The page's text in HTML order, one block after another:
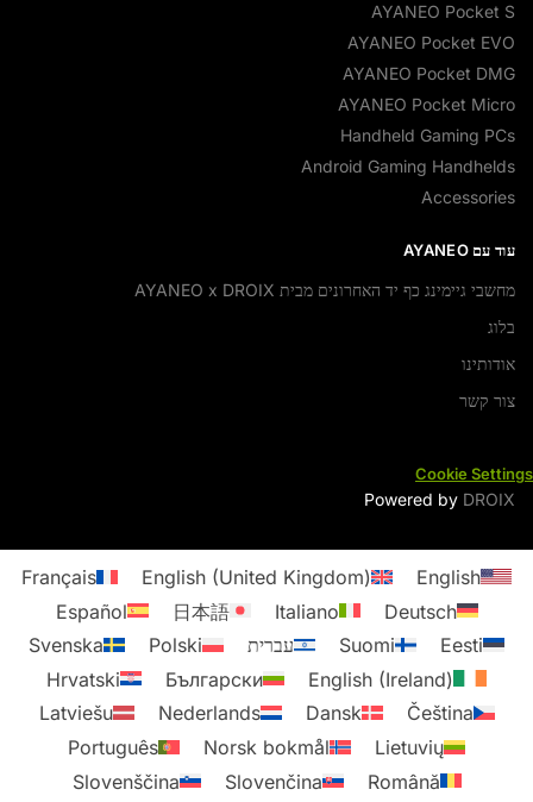
AYANEO Pocket S
AYANEO Pocket EVO
AYANEO Pocket DMG
AYANEO Pocket Micro
Handheld Gaming PCs
Android Gaming Handhelds
Accessories
עוד עם AYANEO
מחשבי גיימינג כף יד האחרונים מבית AYANEO x DROIX
בלוג
אודותינו
צור קשר
Cookie Settings
Powered by DROIX
English
English (United Kingdom)
Français
Deutsch
Italiano
日本語
Español
Eesti
Suomi עברית Polski
Svenska
English (Ireland)
Български
Hrvatski
Čeština
Dansk
Nederlands
Latviešu
Lietuvių
Norsk bokmål
Português
Română
Slovenčina
Slovenščina